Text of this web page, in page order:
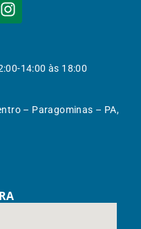
14:00 às 18:00
– Paragominas – PA,